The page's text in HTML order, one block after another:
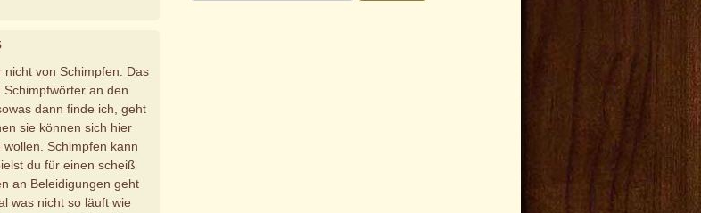
von Schimpfen. Das
an den
dann finde ich, geht
sie können sich hier
Schimpfen kann
du für einen scheiß
an Beleidigungen geht
was nicht so läuft wie